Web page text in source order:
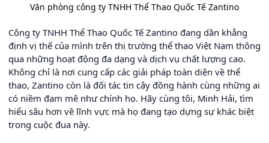
Văn phòng công ty TNHH Thể Thao Quốc Tế Zantino
Công ty TNHH Thể Thao Quốc Tế Zantino đang dần khẳng
định vị thế của mình trên thị trường thể thao Việt Nam thông
qua những hoạt động đa dạng và dịch vụ chất lượng cao.
Không chỉ là nơi cung cấp các giải pháp toàn diện về thể
thao, Zantino còn là đối tác tin cậy đồng hành cùng những ai
có niềm đam mê như chính họ. Hãy cùng tôi, Minh Hải, tìm
hiểu sâu hơn về lĩnh vực mà họ đang tạo dựng sự khác biệt
trong cuộc đua này.